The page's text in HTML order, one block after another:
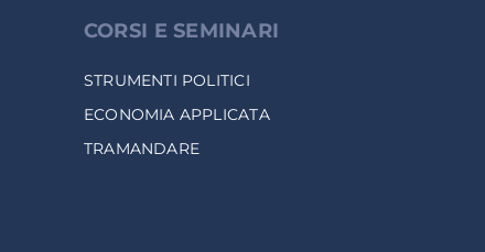
CORSI E SEMINARI
STRUMENTI POLITICI
ECONOMIA APPLICATA
TRAMANDARE